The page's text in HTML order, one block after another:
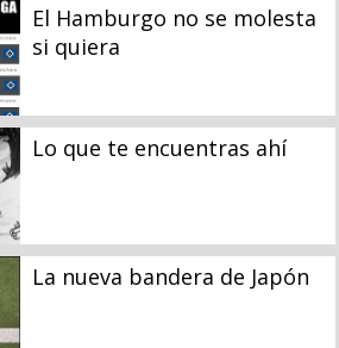
El Hamburgo no se molesta
si quiera
Lo que te encuentras ahí
La nueva bandera de Japón